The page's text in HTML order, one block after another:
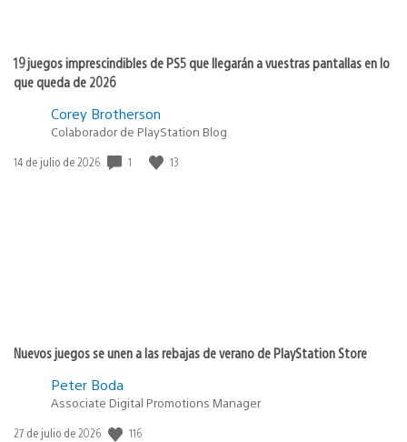
19 juegos imprescindibles de PS5 que llegarán a vuestras pantallas en lo
que queda de 2026
Corey Brotherson
Colaborador de PlayStation Blog
Fecha
14 de julio de 2026 1 13
Nuevos juegos se unen a las rebajas de verano de PlayStation Store
Peter Boda
Associate Digital Promotions Manager
Fecha
27 de julio de 2026 116